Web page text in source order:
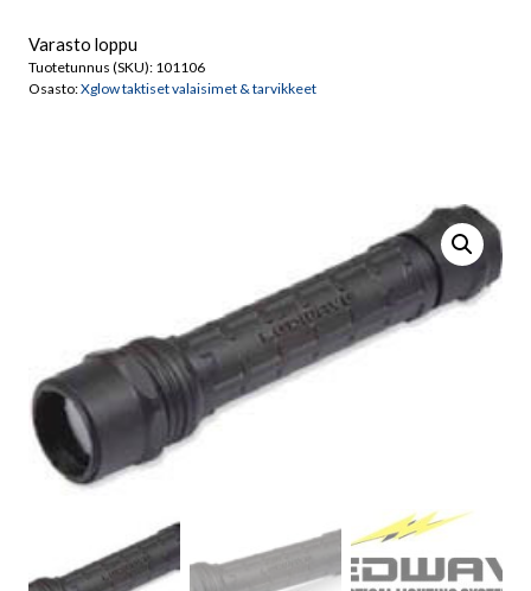
Varasto loppu
Tuotetunnus (SKU): 101106
Osasto:Xglow taktiset valaisimet & tarvikkeet